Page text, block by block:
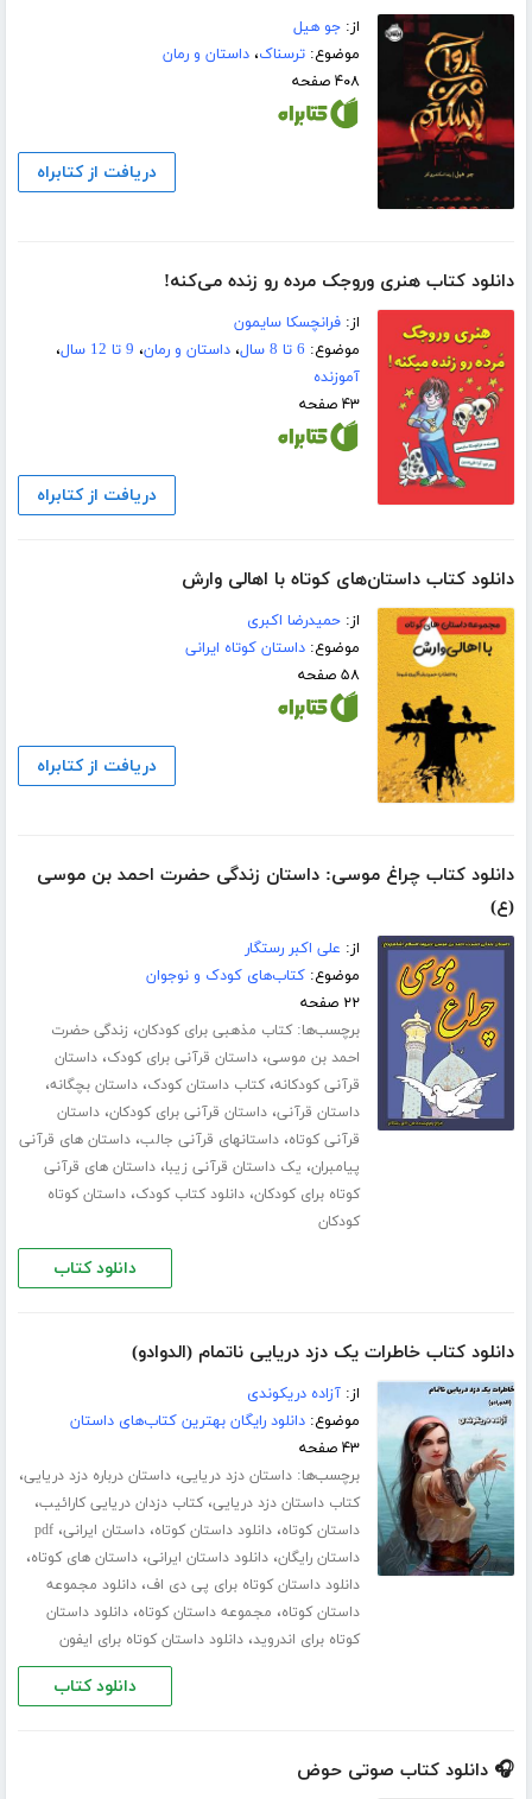
از:جو ھیل
موضوع:ترسناک،داستان و رمان
۴۰۸ صفحه
دریافت از کتابراه
دانلود کتاب هنری وروجک مرده رو زنده می‌کنه!
از:فرانچسکا سایمون
موضوع: 6 تا 8 سال ،داستان و رمان، 9 تا 12 سال
،
آموزنده
۴۳ صفحه
دریافت از کتابراه
دانلود کتاب داستان‌های کوتاه با اهالی وارش
از:حمیدرضا اکبری
موضوع:داستان کوتاه ایرانی
۵۸ صفحه
دریافت از کتابراه
دانلود کتاب چراغ موسی: داستان زندگی حضرت احمد بن موسی
(ع)
از: علی اکبر رستگار
موضوع:کتاب‌های کودک و نوجوان
۲۲ صفحه
برچسب‌ها:کتاب مذهبی برای کودکان، زندگی حضرت
احمد بن موسی،داستان قرآنی برای کودک،داستان
قرآنی کودکانه،کتاب داستان کودک،داستان بچگانه،
داستان قرآنی،داستان قرآنی برای کودکان،داستان
قرآنی کوتاه،داستانهای قرآنی جالب،داستان های قرآنی
پیامبران، یک داستان قرآنی زیبا،داستان های قرآنی
کوتاه برای کودکان،دانلود کتاب کودک،داستان کوتاه
کودکان
دانلود کتاب
دانلود کتاب خاطرات یک دزد دریایی ناتمام (الدوادو)
از:آزاده دریکوندی
موضوع:دانلود رایگان بهترین کتاب‌های داستان
۴۳ صفحه
برچسب‌ها:داستان دزد دریایی،داستان درباره دزد دریایی،
کتاب داستان دزد دریایی،کتاب دزدان دریایی کارائیب،
داستان کوتاه،دانلود داستان کوتاه،داستان ایرانی،pdf
داستان رایگان،دانلود داستان ایرانی،داستان های کوتاه،
دانلود داستان کوتاه برای پی دی اف،دانلود مجموعه
داستان کوتاه، مجموعه داستان کوتاه،دانلود داستان
کوتاه برای اندروید،دانلود داستان کوتاه برای ایفون
دانلود کتاب
🎧 دانلود کتاب صوتی حوض